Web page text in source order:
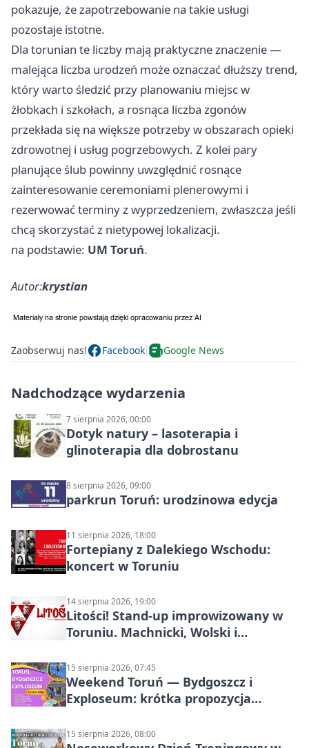
pokazuje, że zapotrzebowanie na takie usługi
pozostaje istotne.
Dla torunian te liczby mają praktyczne znaczenie —
malejąca liczba urodzeń może oznaczać dłuższy trend,
który warto śledzić przy planowaniu miejsc w
żłobkach i szkołach, a rosnąca liczba zgonów
przekłada się na większe potrzeby w obszarach opieki
zdrowotnej i usług pogrzebowych. Z kolei pary
planujące ślub powinny uwzględnić rosnące
zainteresowanie ceremoniami plenerowymi i
rezerwować terminy z wyprzedzeniem, zwłaszcza jeśli
chcą skorzystać z nietypowej lokalizacji.
na podstawie: UM Toruń.
Autor:krystian
Zaobserwuj nas! Facebook Google News
Nadchodzące wydarzenia
7 sierpnia 2026, 00:00
Dotyk natury – lasoterapia i
glinoterapia dla dobrostanu
8 sierpnia 2026, 09:00
parkrun Toruń: urodzinowa edycja
11 sierpnia 2026, 18:00
Fortepiany z Dalekiego Wschodu:
koncert w Toruniu
14 sierpnia 2026, 19:00
Litości! Stand-up improwizowany w
Toruniu. Machnicki, Wolski i
15 sierpnia 2026, 07:45
Weekend Toruń — Bydgoszcz i
Exploseum: krótka propozycja
15 sierpnia 2026, 08:00